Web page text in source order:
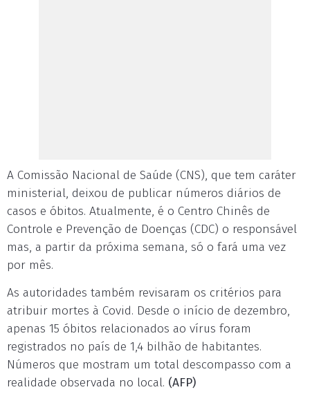
A Comissão Nacional de Saúde (CNS), que tem caráter
ministerial, deixou de publicar números diários de
casos e óbitos. Atualmente, é o Centro Chinês de
Controle e Prevenção de Doenças (CDC) o responsável
mas, a partir da próxima semana, só o fará uma vez
por mês.
As autoridades também revisaram os critérios para
atribuir mortes à Covid. Desde o início de dezembro,
apenas 15 óbitos relacionados ao vírus foram
registrados no país de 1,4 bilhão de habitantes.
Números que mostram um total descompasso com a
realidade observada no local. (AFP)